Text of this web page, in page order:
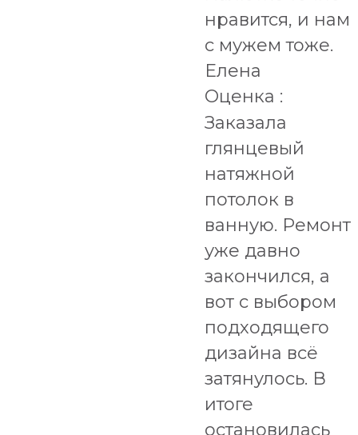
нравится, и нам
с мужем тоже.
Елена
Оценка :
Заказала
глянцевый
натяжной
потолок в
ванную. Ремонт
уже давно
закончился, а
вот с выбором
подходящего
дизайна всё
затянулось. В
итоге
остановилась